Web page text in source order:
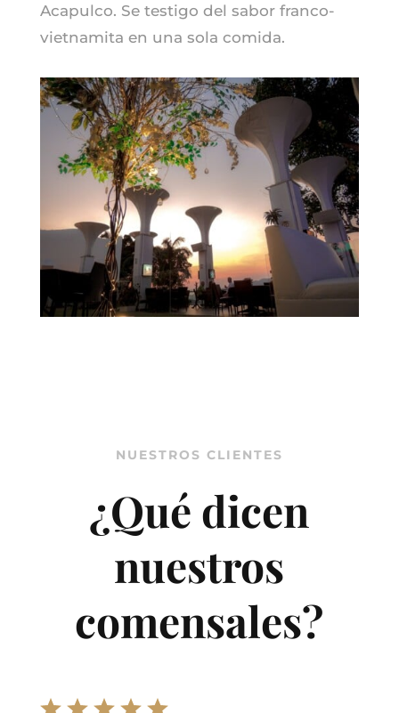
Acapulco. Se testigo del sabor franco-
vietnamita en una sola comida.
NUESTROS CLIENTES
¿Qué dicen
nuestros
comensales?